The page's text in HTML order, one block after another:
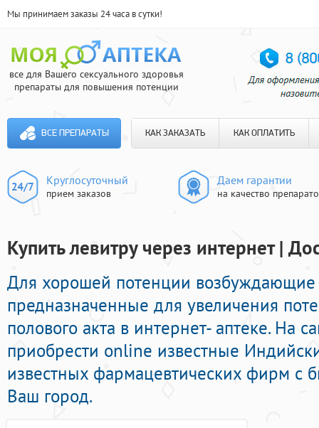
Мы принимаем заказы 24 часа в сутки!
все для Вашего сексуального здоровья
препараты для повышения потенции
ВСЕ ПРЕПАРАТЫ КАК ЗАКАЗАТЬ КАК ОПЛАТИТЬ
Круглосуточный
прием заказов
Даем гарантии
на качество
Купить левитру через интернет |
Для хорошей потенции возбуждающие
предназначенные для увеличения
полового акта в интернет- аптеке. На
приобрести online известные
известных фармацевтических фирм с
Ваш город.